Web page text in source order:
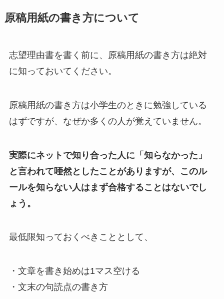
原稿用紙の書き方について
志望理由書を書く前に、原稿用紙の書き方は絶対
に知っておいてください。
原稿用紙の書き方は小学生のときに勉強している
はずですが、なぜか多くの人が覚えていません。
実際にネットで知り合った人に「知らなかった」
と言われて唖然としたことがありますが、このル
ールを知らない人はまず合格することはないでし
ょう。
最低限知っておくべきこととして、
・文章を書き始めは1マス空ける
・文末の句読点の書き方